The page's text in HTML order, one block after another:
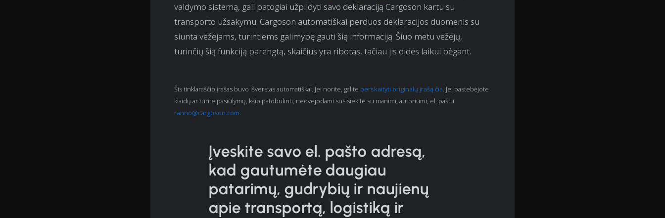
valdymo sistemą, gali patogiai užpildyti savo deklaraciją Cargoson kartu su
transporto užsakymu. Cargoson automatiškai perduos deklaracijos duomenis su
siunta vežėjams, turintiems galimybę gauti šią informaciją. Šiuo metu vežėjų,
turinčių šią funkciją parengtą, skaičius yra ribotas, tačiau jis didės laikui bėgant.
Šis tinklaraščio įrašas buvo išverstas automatiškai. Jei norite, galite perskaityti originalų įrašą čia. Jei pastebėjote
klaidų ar turite pasiūlymų, kaip patobulinti, nedvejodami susisiekite su manimi, autoriumi, el. paštu
ranno@cargoson.com.
Įveskite savo el. pašto adresą,
kad gautumėte daugiau
patarimų, gudrybių ir naujienų
apie transportą, logistiką ir